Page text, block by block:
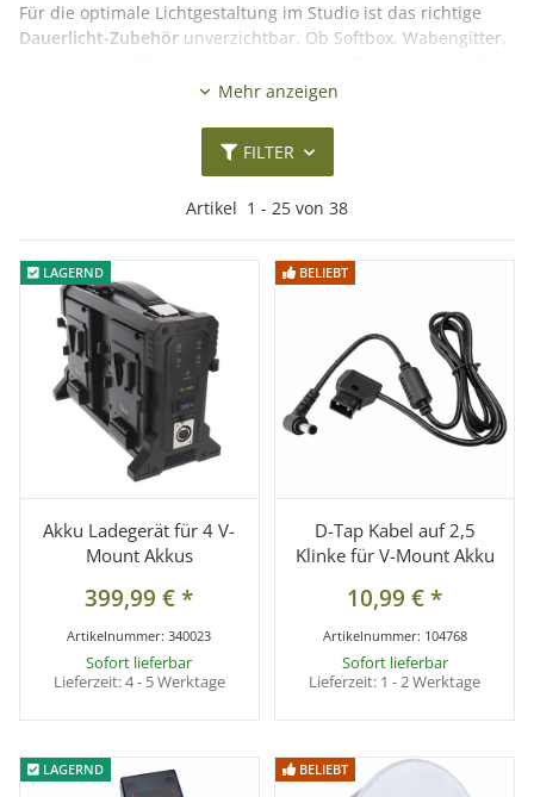
Für die optimale Lichtgestaltung im Studio ist das richtige
Dauerlicht-Zubehör unverzichtbar. Ob Softbox, Wabengitter,
das Maximum aus Ihrer Studioleuchte heraus. In dieser
Dauerlichter und Flächenleuchten
anzupassen – für weiches Licht, gerichtete Ausleuchtung
Mehr anzeigen
FILTER
Artikel 1 - 38 von 38
LAGERND
LAGERND
Akku Ladegerät für 4 V-
Mount Akkus
399,99 €*
Artikelnummer:340023
Sofort lieferbar
Lieferzeit:4 - 5 Werktage
BELIEBT
BELIEBT
D-Tap Kabel auf 2,5
Klinke für V-Mount Akku
10,99 €*
Artikelnummer: 104768
Sofort lieferbar
Lieferzeit: 1 - 2 Werktage
LAGERND
LAGERND BELIEBT
BELIEBT